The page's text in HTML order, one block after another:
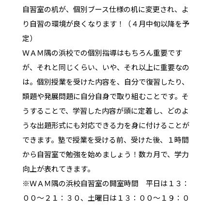
自習室の机が、個別ブース仕様の机に変更され、よ
り自習の環境が良くなります！（４月中旬以降を予
定）
ＷＡＭ隅の浜校での個別指導はもちろん重要です
が、それと同じくらい、いや、それ以上に重要なの
は。個別授業を受けた内容を、自分で復習したり、
類題や発展問題に自分自身で取り組むことです。そ
うすることで、学習した内容が頭に定着し、どのよ
うな出題形式にも対応できる力を身に付けることが
できます。塾で授業を受ける前、受けた後、１時間
から自習室で勉強を始めましょう！数カ月で、学力
向上が表れてきます。
※ＷＡＭ隅の浜校自習室の開室時間 平日は１３：
００～２１：３０、土曜日は１３：００～１９：０